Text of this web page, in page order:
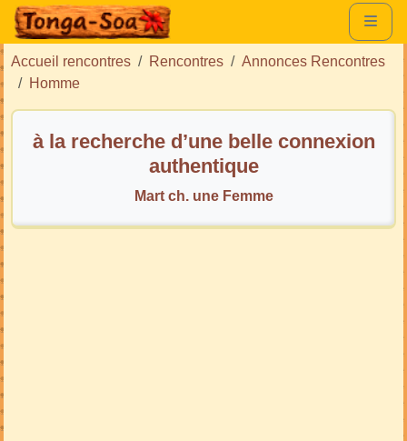
Accueil rencontres Rencontres
Annonces Rencontres
Homme
à la recherche d’une belle connexion
authentique
Mart ch. une Femme